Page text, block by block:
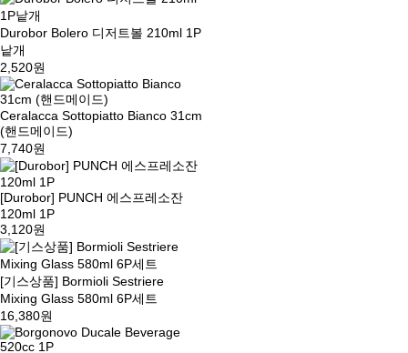
Durobor Bolero 디저트볼 210ml 1P
낱개
2,520원
Ceralacca Sottopiatto Bianco 31cm
(핸드메이드)
7,740원
[Durobor] PUNCH 에스프레소잔
120ml 1P
3,120원
[기스상품] Bormioli Sestriere
Mixing Glass 580ml 6P세트
16,380원